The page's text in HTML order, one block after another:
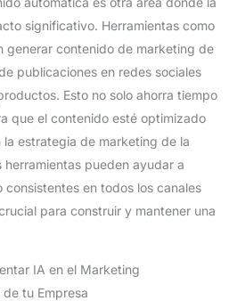
significativo. Herramientas como
generar contenido de marketing de
publicaciones en redes sociales
Esto no solo ahorra tiempo
que el contenido esté optimizado
la estrategia de marketing de la
pueden ayudar a
en todos los canales
para construir y mantener una
IA en el Marketing
tu Empresa